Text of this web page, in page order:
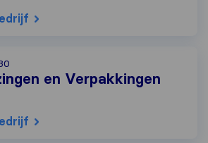
en Verpakkingen